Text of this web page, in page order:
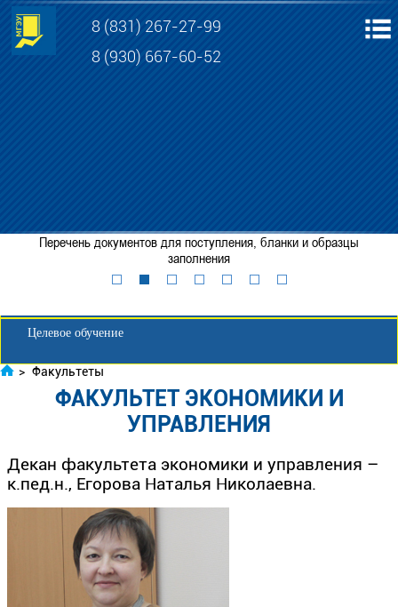
8 (831) 267-27-99
8 (930) 667-60-52
Перечень документов для поступления, бланки и образцы
заполнения
Забронировать место
Личный кабинет для абитуриента
Целевое обучение
> Факультеты
ФАКУЛЬТЕТ ЭКОНОМИКИ И
УПРАВЛЕНИЯ
Декан факультета экономики и управления –
к.пед.н., Егорова Наталья Николаевна.